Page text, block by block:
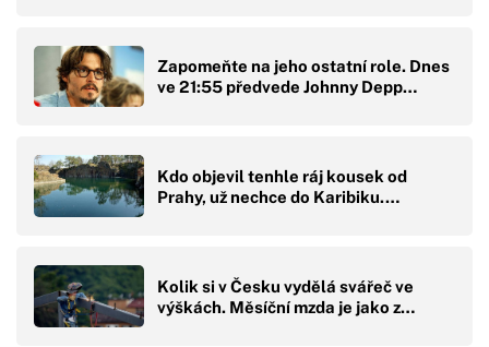
Zapomeňte na jeho ostatní role. Dnes
ve 21:55 předvede Johnny Depp…
Kdo objevil tenhle ráj kousek od
Prahy, už nechce do Karibiku.…
Kolik si v Česku vydělá svářeč ve
výškách. Měsíční mzda je jako z…